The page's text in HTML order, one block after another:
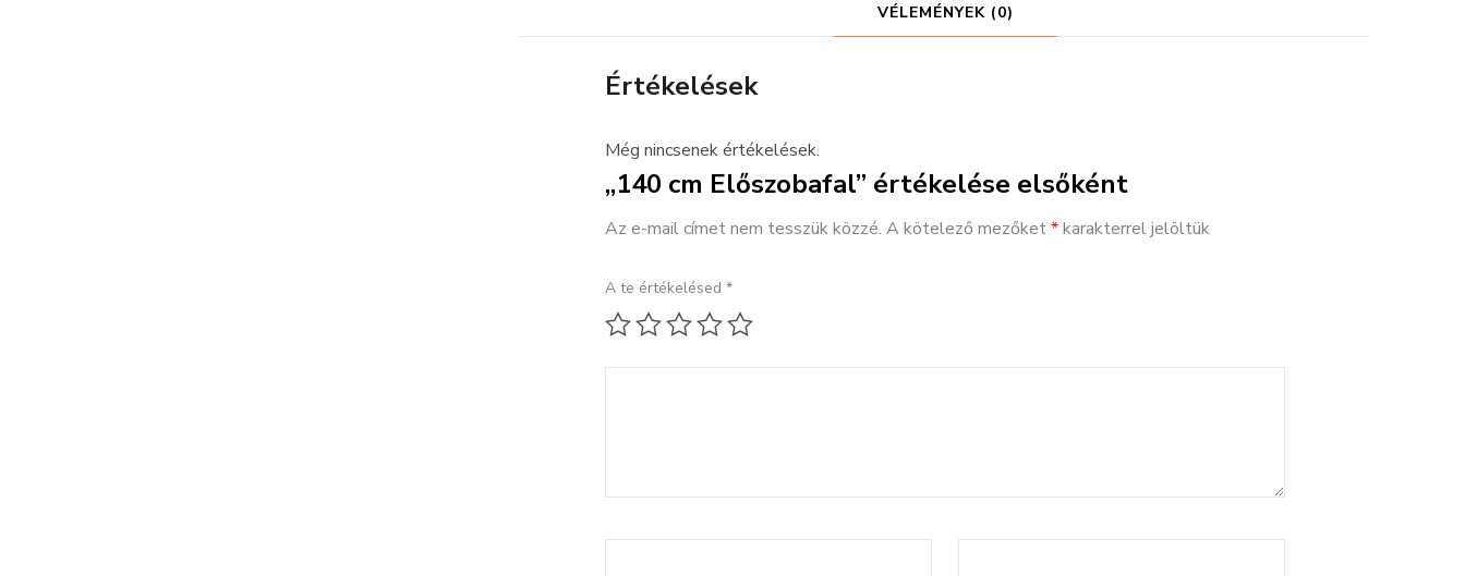
VÉLEMÉNYEK (0)
Értékelések
Még nincsenek értékelések.
„140 cm Előszobafal” értékelése elsőként
Az e-mail címet nem tesszük közzé. A kötelező mezőket*karakterrel jelöltük
A te értékelésed *
1 / 5 csillag
2 / 5 csillag
3 / 5 csillag
4 / 5 csillag